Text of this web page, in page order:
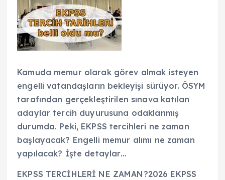
Kamuda memur olarak görev almak isteyen
engelli vatandaşların bekleyişi sürüyor. ÖSYM
tarafından gerçekleştirilen sınava katılan
adaylar tercih duyurusuna odaklanmış
durumda. Peki, EKPSS tercihleri ne zaman
başlayacak? Engelli memur alımı ne zaman
yapılacak? İşte detaylar…
EKPSS TERCİHLERİ NE ZAMAN?2026 EKPSS